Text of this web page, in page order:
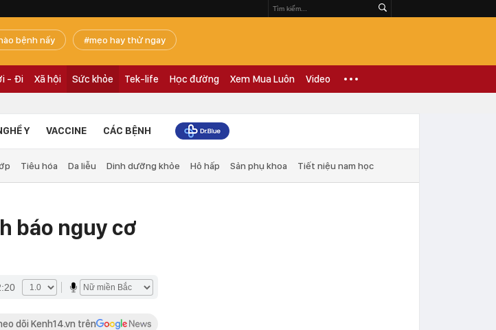
bệnh nấy mẹo hay thử ngay
- Đi Xã hội Sức khỏe Tek-life Học đường Xem Mua Luôn Video
Y VACCINE CÁC BỆNH
Tiêu hóa Da liễu Dinh dưỡng khỏe Hô hấp Sản phụ khoa Tiết niệu nam học
báo nguy cơ
dõi Kenh14.vn trên